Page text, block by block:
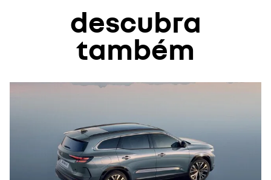
descubra
também